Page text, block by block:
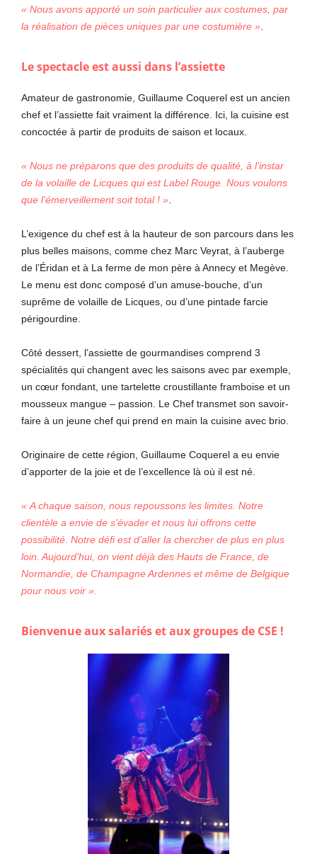
« Nous avons apporté un soin particulier aux costumes, par
la réalisation de pièces uniques par une costumière ».
Le spectacle est aussi dans l’assiette
Amateur de gastronomie, Guillaume Coquerel est un ancien
chef et l’assiette fait vraiment la différence. Ici, la cuisine est
concoctée à partir de produits de saison et locaux.
« Nous ne préparons que des produits de qualité, à l’instar
de la volaille de Licques qui est Label Rouge. Nous voulons
que l’émerveillement soit total ! ».
L’exigence du chef est à la hauteur de son parcours dans les
plus belles maisons, comme chez Marc Veyrat, à l’auberge
de l’Éridan et à La ferme de mon père à Annecy et Megève.
Le menu est donc composé d’un amuse-bouche, d’un
suprême de volaille de Licques, ou d’une pintade farcie
périgourdine.
Côté dessert, l’assiette de gourmandises comprend 3
spécialités qui changent avec les saisons avec par exemple,
un cœur fondant, une tartelette croustillante framboise et un
mousseux mangue – passion. Le Chef transmet son savoir-
faire à un jeune chef qui prend en main la cuisine avec brio.
Originaire de cette région, Guillaume Coquerel a eu envie
d’apporter de la joie et de l’excellence là où il est né.
« A chaque saison, nous repoussons les limites. Notre
clientèle a envie de s’évader et nous lui offrons cette
possibilité. Notre défi est d’aller la chercher de plus en plus
loin. Aujourd’hui, on vient déjà des Hauts de France, de
Normandie, de Champagne Ardennes et même de Belgique
pour nous voir ».
Bienvenue aux salariés et aux groupes de CSE !